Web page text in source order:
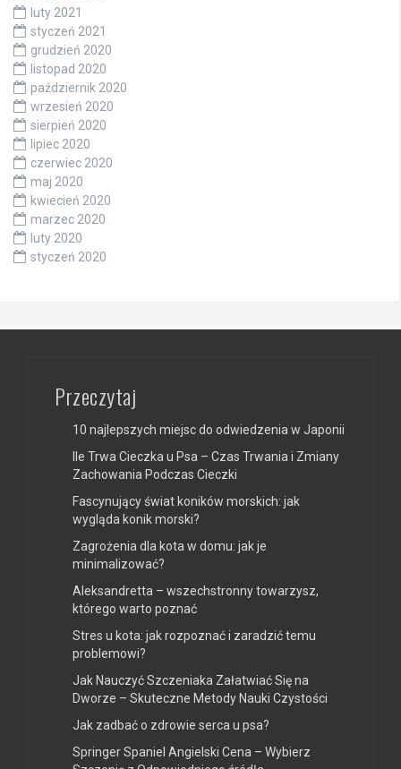
luty 2021
styczeń 2021
grudzień 2020
listopad 2020
październik 2020
wrzesień 2020
sierpień 2020
lipiec 2020
czerwiec 2020
maj 2020
kwiecień 2020
marzec 2020
luty 2020
styczeń 2020
Przeczytaj
10 najlepszych miejsc do odwiedzenia w Japonii
Ile Trwa Cieczka u Psa – Czas Trwania i Zmiany
Zachowania Podczas Cieczki
Fascynujący świat koników morskich: jak
wygląda konik morski?
Zagrożenia dla kota w domu: jak je
minimalizować?
Aleksandretta – wszechstronny towarzysz,
którego warto poznać
Stres u kota: jak rozpoznać i zaradzić temu
problemowi?
Jak Nauczyć Szczeniaka Załatwiać Się na
Dworze – Skuteczne Metody Nauki Czystości
Jak zadbać o zdrowie serca u psa?
Springer Spaniel Angielski Cena – Wybierz